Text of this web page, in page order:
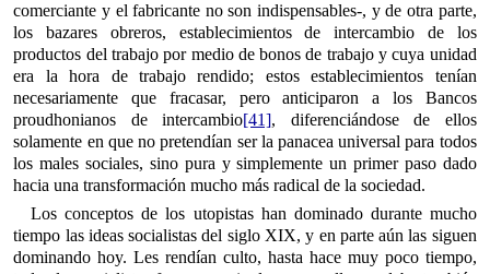
comerciante y el fabricante no son indispensables-, y de otra parte,
los bazares obreros, establecimientos de intercambio de los
productos del trabajo por medio de bonos de trabajo y cuya unidad
era la hora de trabajo rendido; estos establecimientos tenían
necesariamente que fracasar, pero anticiparon a los Bancos
proudhonianos de intercambio[41], diferenciándose de ellos
solamente en que no pretendían ser la panacea universal para todos
los males sociales, sino pura y simplemente un primer paso dado
hacia una transformación mucho más radical de la sociedad.
Los conceptos de los utopistas han dominado durante mucho
tiempo las ideas socialistas del siglo XIX, y en parte aún las siguen
dominando hoy. Les rendían culto, hasta hace muy poco tiempo,